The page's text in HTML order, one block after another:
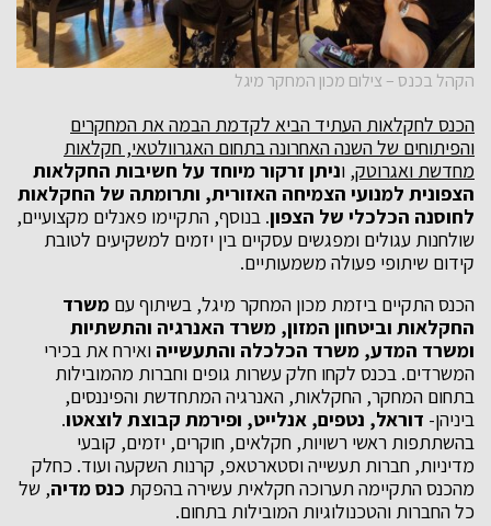
הקהל בכנס – צילום מכון המחקר מיגל
הכנס לחקלאות העתיד הביא לקדמת הבמה את המחקרים
והפיתוחים של השנה האחרונה בתחום האגרוולטאי, חקלאות
מחדשת ואגרוטק, וניתן זרקור מיוחד על חשיבות החקלאות
הצפונית למנועי הצמיחה האזורית, ותרומתה של החקלאות
לחוסנה הכלכלי של הצפון. בנוסף, התקיימו פאנלים מקצועיים,
שולחנות עגולים ומפגשים עסקיים בין יזמים למשקיעים לטובת
קידום שיתופי פעולה משמעותיים.
הכנס התקיים ביזמת מכון המחקר מיגל, בשיתוף עם משרד
החקלאות וביטחון המזון, משרד האנרגיה והתשתיות
ומשרד המדע, משרד הכלכלה והתעשייה ואירח את בכירי
המשרדים. בכנס לקחו חלק עשרות גופים וחברות מהמובילות
בתחום המחקר, החקלאות, האנרגיה המתחדשת והפיננסים,
ביניהן- דוראל, נטפים, אנלייט, ופירמת קבוצת לוצאטו.
בהשתתפות ראשי רשויות, חקלאים, חוקרים, יזמים, קובעי
מדיניות, חברות תעשייה וסטארטאפ, קרנות השקעה ועוד. כחלק
מהכנס התקיימה תערוכה חקלאית עשירה בהפקת כנס מדיה, של
כל החברות והטכנולוגיות המובילות בתחום.